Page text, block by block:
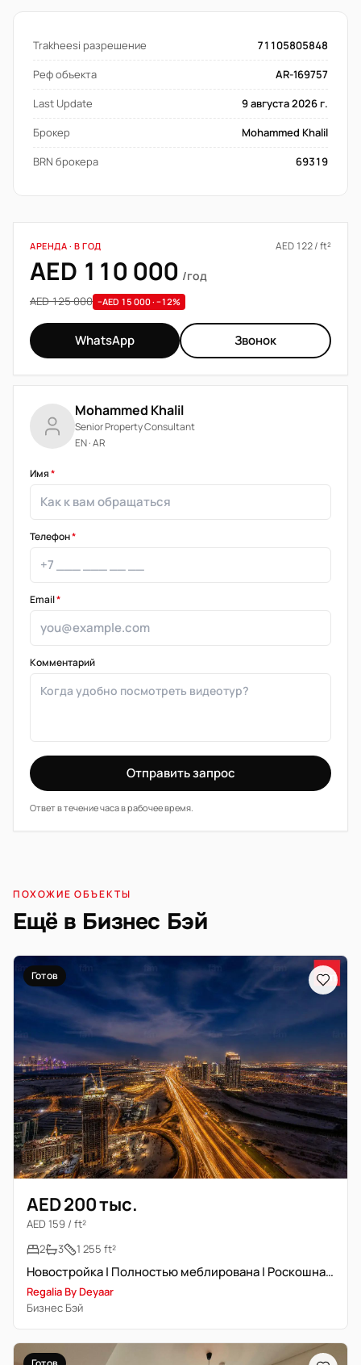
Trakheesi разрешение
71105805848
Реф объекта
AR-169757
Last Update
9 августа 2026 г.
Брокер
Mohammed Khalil
BRN брокера
69319
АРЕНДА · В ГОД AED 122 / ft²
AED 110 000 /год
AED 125 000 −AED 15 000 · −12%
WhatsApp Звонок
Mohammed Khalil
Senior Property Consultant
EN · AR
Имя*
Телефон*
Email*
Комментарий
Отправить запрос
Ответ в течение часа в рабочее время.
ПОХОЖИЕ ОБЪЕКТЫ
Ещё в Бизнес Бэй
Готов
AED 200 тыс.
AED 159 / ft²
2
3 1 255 ft²
Новостройка | Полностью меблирована | Роскошная жизнь
Regalia By Deyaar
Бизнес Бэй